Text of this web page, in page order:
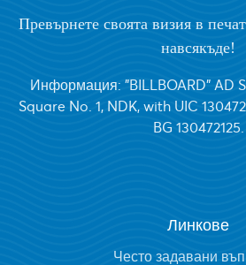
Превърнете своята визия в
навсякъде!
Информация: "BILLBOARD" AD
Square No. 1, NDK, with UIC
BG 130472125.
Линкове
Често задавани